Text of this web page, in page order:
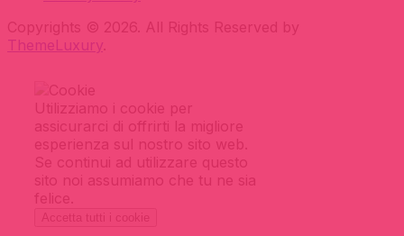
Copyrights © 2026. All Rights Reserved by
ThemeLuxury.
Utilizziamo i cookie per
assicurarci di offrirti la migliore
esperienza sul nostro sito web.
Se continui ad utilizzare questo
sito noi assumiamo che tu ne sia
felice.
Accetta tutti i cookie